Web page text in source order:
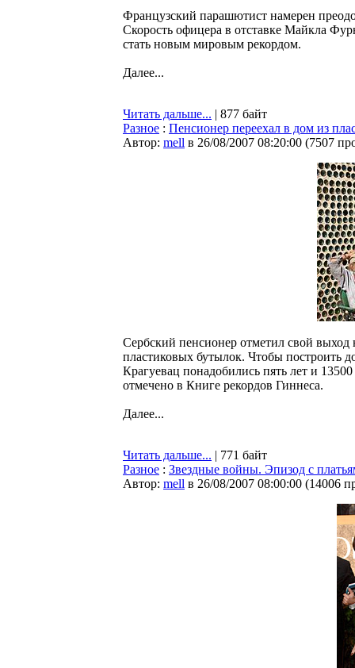
Французский парашютист намерен
Скорость офицера в отставке Майкла
стать новым мировым рекордом.
Далее...
Читать дальше... | 877 байт
Разное : Пенсионер переехал в дом из
Автор: mell в 26/08/2007 08:20:00 (7507
Сербский пенсионер отметил свой
пластиковых бутылок. Чтобы построить
Крагуевац понадобились пять лет и
отмечено в Книге рекордов Гиннеса.
Далее...
Читать дальше... | 771 байт
Разное : Звездные войны. Эпизод с
Автор: mell в 26/08/2007 08:00:00 (14006